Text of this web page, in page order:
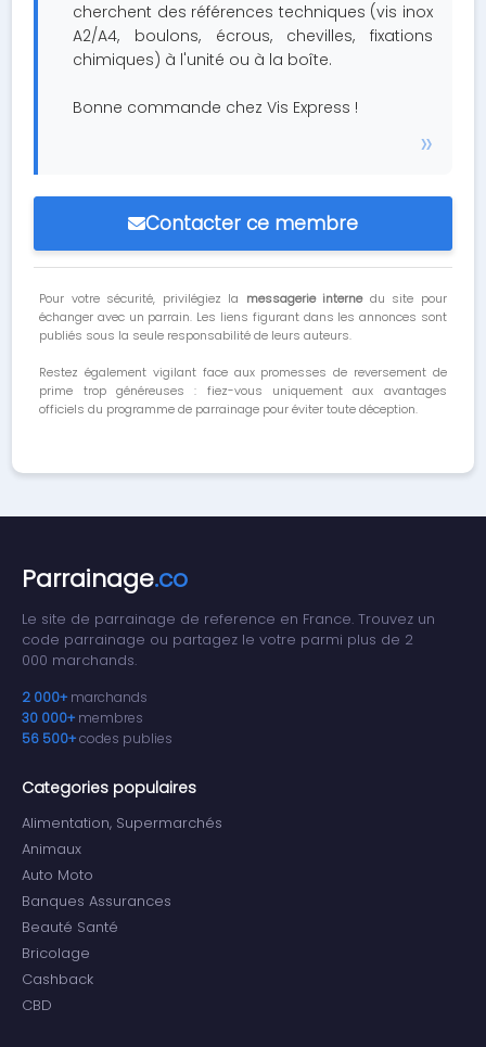
cherchent des références techniques (vis inox
A2/A4, boulons, écrous, chevilles, fixations
chimiques) à l'unité ou à la boîte.
Bonne commande chez Vis Express !
Contacter ce membre
Pour votre sécurité, privilégiez la messagerie internedu site pour
échanger avec un parrain. Les liens figurant dans les annonces sont
publiés sous la seule responsabilité de leurs auteurs.
Restez également vigilant face aux promesses de reversement de
prime trop généreuses : fiez-vous uniquement aux avantages
officiels du programme de parrainage pour éviter toute déception.
Parrainage.co
Le site de parrainage de reference en France. Trouvez un
code parrainage ou partagez le votre parmi plus de 2
000 marchands.
2 000+ marchands
30 000+ membres
56 500+codes publies
Categories populaires
Alimentation, Supermarchés
Animaux
Auto Moto
Banques Assurances
Beauté Santé
Bricolage
Cashback
CBD